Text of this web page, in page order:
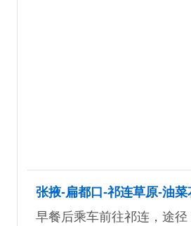
张掖-扁都口-祁连草原-油
早餐后乘车前往祁连，途径